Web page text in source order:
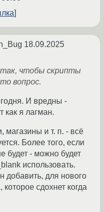
18.09.2025
так, чтобы скрипты
вопрос.
И вредны -
как я лагман.
магазины и т. п. - всё
Более того, если
будет - можно будет
использовать.
добавить, для нового
сдохнет когда